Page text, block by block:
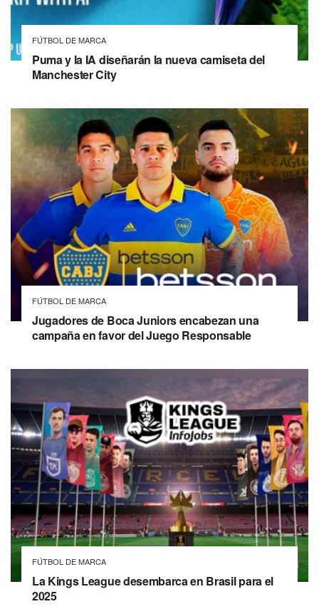
FÚTBOL DE MARCA
Puma y la IA diseñarán la nueva camiseta del
Manchester City
FÚTBOL DE MARCA
Jugadores de Boca Juniors encabezan una
campaña en favor del Juego Responsable
FÚTBOL DE MARCA
La Kings League desembarca en Brasil para el
2025